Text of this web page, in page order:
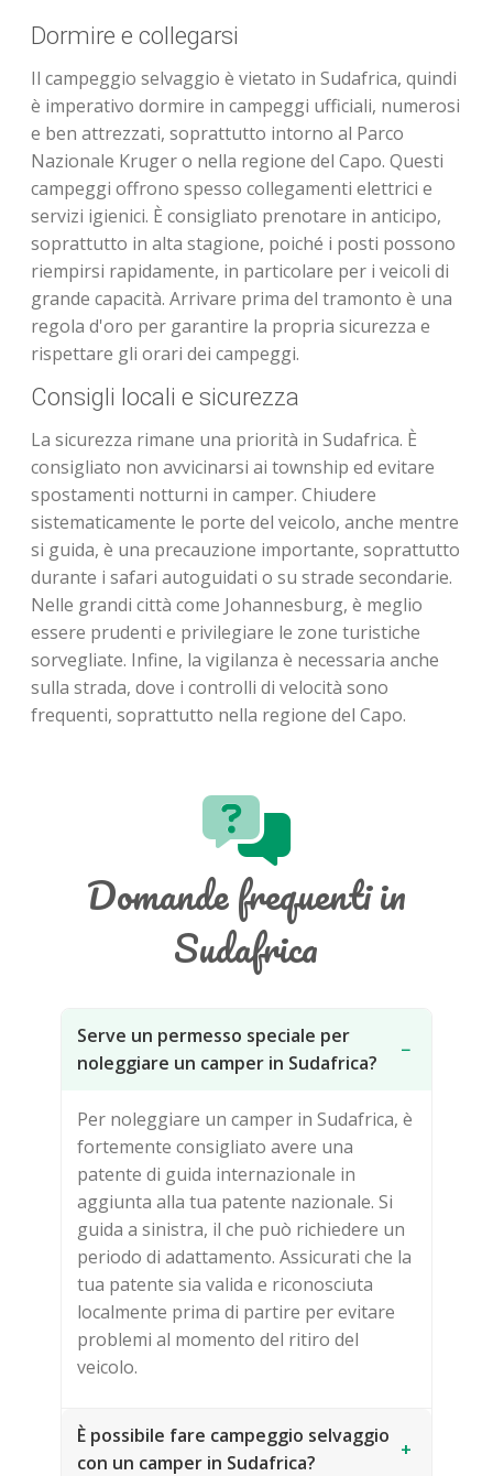
Dormire e collegarsi
Il campeggio selvaggio è vietato in Sudafrica, quindi
è imperativo dormire in campeggi ufficiali, numerosi
e ben attrezzati, soprattutto intorno al Parco
Nazionale Kruger o nella regione del Capo. Questi
campeggi offrono spesso collegamenti elettrici e
servizi igienici. È consigliato prenotare in anticipo,
soprattutto in alta stagione, poiché i posti possono
riempirsi rapidamente, in particolare per i veicoli di
grande capacità. Arrivare prima del tramonto è una
regola d'oro per garantire la propria sicurezza e
rispettare gli orari dei campeggi.
Consigli locali e sicurezza
La sicurezza rimane una priorità in Sudafrica. È
consigliato non avvicinarsi ai township ed evitare
spostamenti notturni in camper. Chiudere
sistematicamente le porte del veicolo, anche mentre
si guida, è una precauzione importante, soprattutto
durante i safari autoguidati o su strade secondarie.
Nelle grandi città come Johannesburg, è meglio
essere prudenti e privilegiare le zone turistiche
sorvegliate. Infine, la vigilanza è necessaria anche
sulla strada, dove i controlli di velocità sono
frequenti, soprattutto nella regione del Capo.
Domande frequenti in
Sudafrica
Serve un permesso speciale per
noleggiare un camper in Sudafrica?
−
Per noleggiare un camper in Sudafrica, è
fortemente consigliato avere una
patente di guida internazionale in
aggiunta alla tua patente nazionale. Si
guida a sinistra, il che può richiedere un
periodo di adattamento. Assicurati che la
tua patente sia valida e riconosciuta
localmente prima di partire per evitare
problemi al momento del ritiro del
veicolo.
È possibile fare campeggio selvaggio
con un camper in Sudafrica?
+